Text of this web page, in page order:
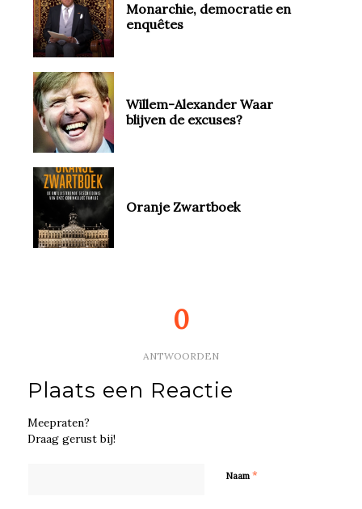
Monarchie, democratie en
enquêtes
Willem-Alexander Waar
blijven de excuses?
Oranje Zwartboek
0
ANTWOORDEN
Plaats een Reactie
Meepraten?
Draag gerust bij!
Naam *